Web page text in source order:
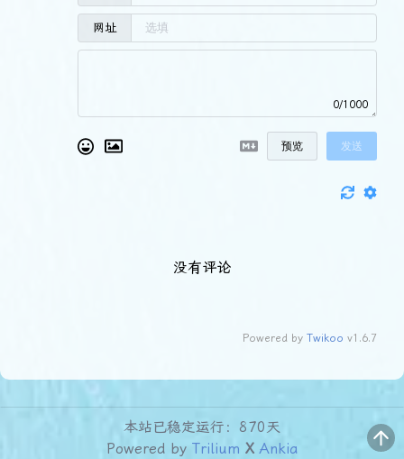
网址
0/1000
预览 发送
没有评论
Powered by Twikoo v1.6.7
本站已稳定运行：870天
Powered by Trilium XAnkia